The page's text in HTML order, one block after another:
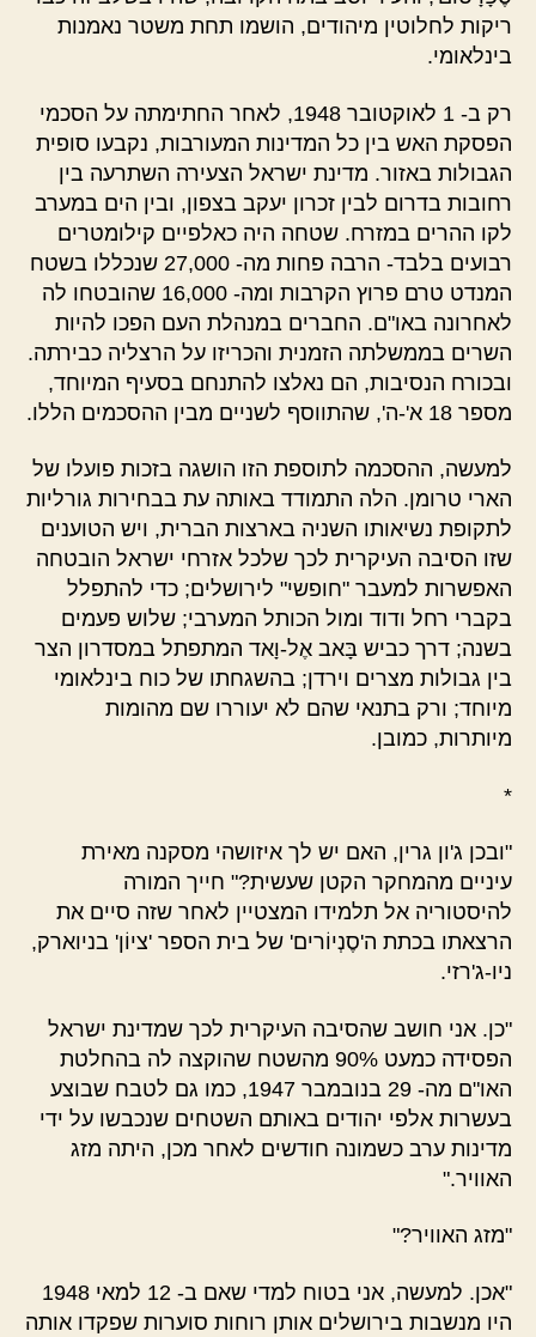
ריקות לחלוטין מיהודים, הושמו תחת משטר נאמנות
בינלאומי.
רק ב- 1 לאוקטובר 1948, לאחר החתימתה על הסכמי
הפסקת האש בין כל המדינות המעורבות, נקבעו סופית
הגבולות באזור. מדינת ישראל הצעירה השתרעה בין
רחובות בדרום לבין זכרון יעקב בצפון, ובין הים במערב
לקו ההרים במזרח. שטחה היה כאלפיים קילומטרים
רבועים בלבד- הרבה פחות מה- 27,000 שנכללו בשטח
המנדט טרם פרוץ הקרבות ומה- 16,000 שהובטחו לה
לאחרונה באו"ם. החברים במנהלת העם הפכו להיות
השרים בממשלתה הזמנית והכריזו על הרצליה כבירתה.
ובכורח הנסיבות, הם נאלצו להתנחם בסעיף המיוחד,
מספר 18 א'-ה', שהתווסף לשניים מבין ההסכמים הללו.
למעשה, ההסכמה לתוספת הזו הושגה בזכות פועלו של
הארי טרומן. הלה התמודד באותה עת בבחירות גורליות
לתקופת נשיאותו השניה בארצות הברית, ויש הטוענים
שזו הסיבה העיקרית לכך שלכל אזרחי ישראל הובטחה
האפשרות למעבר "חופשי" לירושלים; כדי להתפלל
בקברי רחל ודוד ומול הכותל המערבי; שלוש פעמים
בשנה; דרך כביש בָּאב אֶל-וָאד המתפתל במסדרון הצר
בין גבולות מצרים וירדן; בהשגחתו של כוח בינלאומי
מיוחד; ורק בתנאי שהם לא יעוררו שם מהומות
מיותרות, כמובן.
*
"ובכן ג'ון גרין, האם יש לך איזושהי מסקנה מאירת
עיניים מהמחקר הקטן שעשית?" חייך המורה
להיסטוריה אל תלמידו המצטיין לאחר שזה סיים את
הרצאתו בכתת ה'סֶנְיוֹרים' של בית הספר 'ציוֹן' בניוארק,
ניו-ג'רזי.
"כן. אני חושב שהסיבה העיקרית לכך שמדינת ישראל
הפסידה כמעט 90% מהשטח שהוקצה לה בהחלטת
האו"ם מה- 29 בנובמבר 1947, כמו גם לטבח שבוצע
בעשרות אלפי יהודים באותם השטחים שנכבשו על ידי
מדינות ערב כשמונה חודשים לאחר מכן, היתה מזג
האוויר."
"מזג האוויר?"
"אכן. למעשה, אני בטוח למדי שאם ב- 12 למאי 1948
היו מנשבות בירושלים אותן רוחות סוערות שפקדו אותה